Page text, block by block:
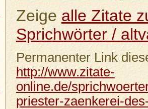
Zeigealle Zitate
Sprichwörter /
Permanenter Link
http://www.zitate-
online.de/
priester-zaenkerei-